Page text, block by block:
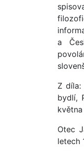
a
Z díla:
bydlí,
Otec
letech